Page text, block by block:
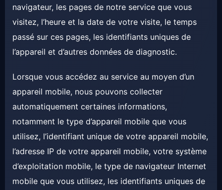
navigateur, les pages de notre service que vous
visitez, l’heure et la date de votre visite, le temps
passé sur ces pages, les identifiants uniques de
l’appareil et d’autres données de diagnostic.
Lorsque vous accédez au service au moyen d’un
appareil mobile, nous pouvons collecter
automatiquement certaines informations,
notamment le type d’appareil mobile que vous
utilisez, l’identifiant unique de votre appareil mobile,
l’adresse IP de votre appareil mobile, votre système
d’exploitation mobile, le type de navigateur Internet
mobile que vous utilisez, les identifiants uniques de